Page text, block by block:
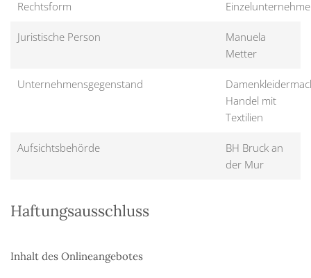
Rechtsform
Juristische Person
Manuela
Metter
Unternehmensgegenstand
Handel mit
Textilien
Aufsichtsbehörde
BH Bruck an
der Mur
Haftungsausschluss
Inhalt des Onlineangebotes